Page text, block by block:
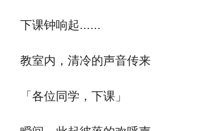
下课钟响起......
教室内，清冷的声音传来
「各位同学，下课」